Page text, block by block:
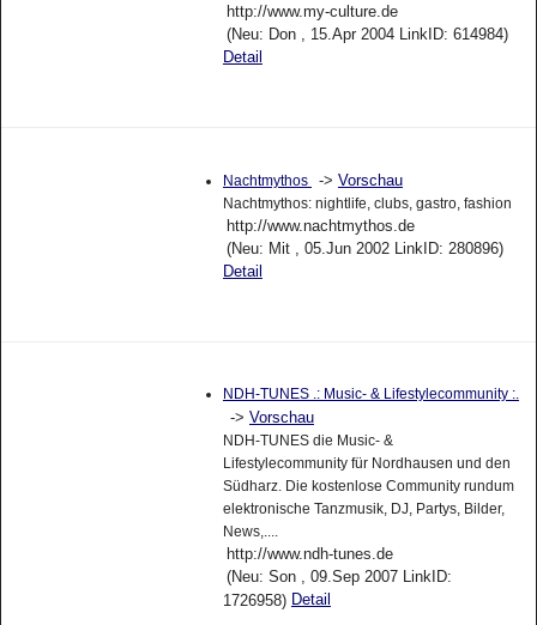
http://www.my-culture.de
(Neu: Don , 15.Apr 2004 LinkID: 614984)
Detail
Nachtmythos -> Vorschau
Nachtmythos: nightlife, clubs, gastro, fashion
http://www.nachtmythos.de
(Neu: Mit , 05.Jun 2002 LinkID: 280896)
Detail
NDH-TUNES .: Music- & Lifestylecommunity :.
-> Vorschau
NDH-TUNES die Music- &
Lifestylecommunity für Nordhausen und den
Südharz. Die kostenlose Community rundum
elektronische Tanzmusik, DJ, Partys, Bilder,
News,....
http://www.ndh-tunes.de
(Neu: Son , 09.Sep 2007 LinkID:
1726958) Detail